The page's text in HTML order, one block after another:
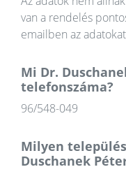
van a rendelés
emailben az
Mi Dr.
telefonszáma?
96/548-049
Milyen
Duschanek